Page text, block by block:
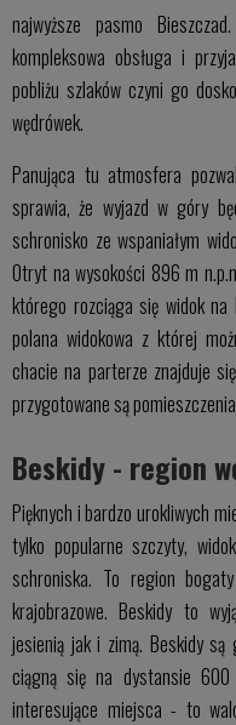
najwyższe pasmo
kompleksowa obsługa i
pobliżu szlaków czyni go
wędrówek.
Panująca tu atmosfera
sprawia, że wyjazd w góry
schronisko ze wspaniałym
Otryt na wysokości 896 m
którego rozciąga się widok na
polana widokowa z której
chacie na parterze znajduje
przygotowane są
Beskidy - region
Pięknych i bardzo urokliwych
tylko popularne szczyty,
schroniska. To region
krajobrazowe. Beskidy to
jesienią jak i zimą. Beskidy
ciągną się na dystansie
interesujące miejsca - to